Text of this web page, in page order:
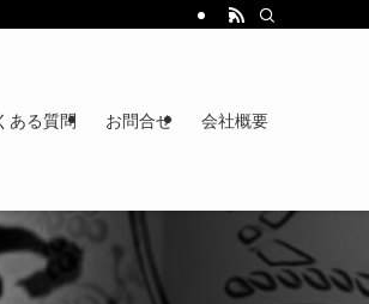
ある質問 お問合せ 会社概要